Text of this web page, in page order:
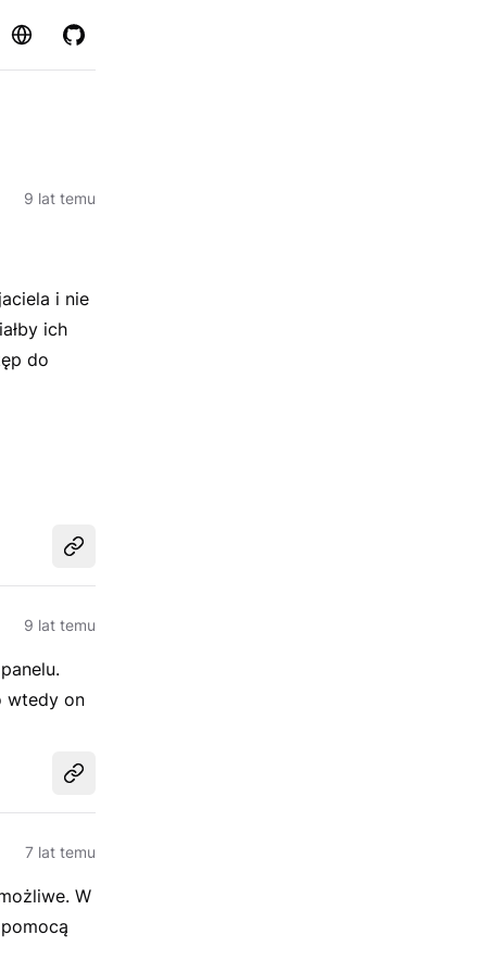
Strona GitHub
9 lat temu
i nie
ich
do
Udostępnij
9 lat temu
wtedy on
Udostępnij
7 lat temu
W